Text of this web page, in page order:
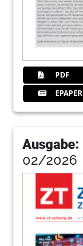
PDF
EPAPER
Ausgabe:
02/2026